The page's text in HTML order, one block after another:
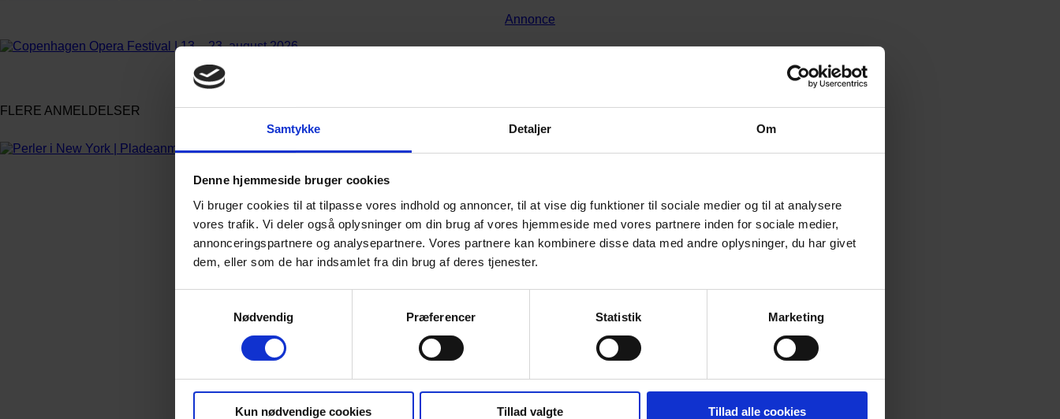
Samtykke Detaljer Om
Denne hjemmeside bruger cookies
Vi bruger cookies til at tilpasse vores indhold og annoncer, til at vise dig funktioner til sociale medier og til at analysere
vores trafik. Vi deler også oplysninger om din brug af vores hjemmeside med vores partnere inden for sociale medier,
annonceringspartnere og analysepartnere. Vores partnere kan kombinere disse data med andre oplysninger, du har givet
dem, eller som de har indsamlet fra din brug af deres tjenester.
Nødvendig
Præferencer Statistik Marketing
Kun nødvendige cookies Tillad valgte Tillad alle cookies
Annonce
FLERE ANMELDELSER